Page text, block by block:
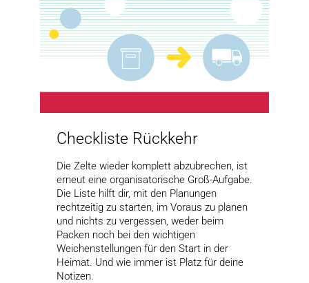
Checkliste Rückkehr
Die Zelte wieder komplett abzubrechen, ist
erneut eine organisatorische Groß-Aufgabe.
Die Liste hilft dir, mit den Planungen
rechtzeitig zu starten, im Voraus zu planen
und nichts zu vergessen, weder beim
Packen noch bei den wichtigen
Weichenstellungen für den Start in der
Heimat. Und wie immer ist Platz für deine
Notizen.